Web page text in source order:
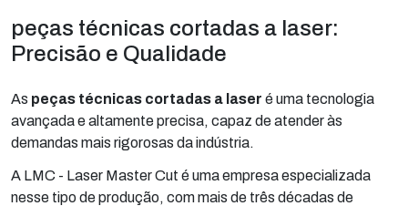
peças técnicas cortadas a laser:
Precisão e Qualidade
As peças técnicas cortadas a laser é uma tecnologia
avançada e altamente precisa, capaz de atender às
demandas mais rigorosas da indústria.
A LMC - Laser Master Cut é uma empresa especializada
nesse tipo de produção, com mais de três décadas de